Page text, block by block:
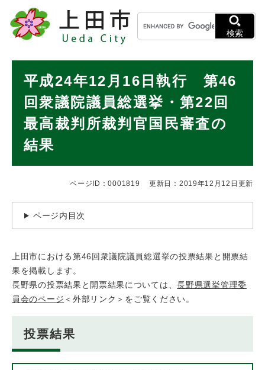
メニューを飛ばして本文へ
キ
ー
ワ
検
検索
平成24年12月16日執行 第46
回衆議院議員総選挙・第22回
最高裁判所裁判官国民審査の
結果
ページID：0001819 更新日：2019年12月12日更新
ページ内目次
上田市における第46回衆議院議員総選挙の投票結果と開票結
果を掲載します。
長野県の投票結果と開票結果については、長野県選挙管理委
員会のページ ＜外部リンク＞ をご覧ください。
投票結果